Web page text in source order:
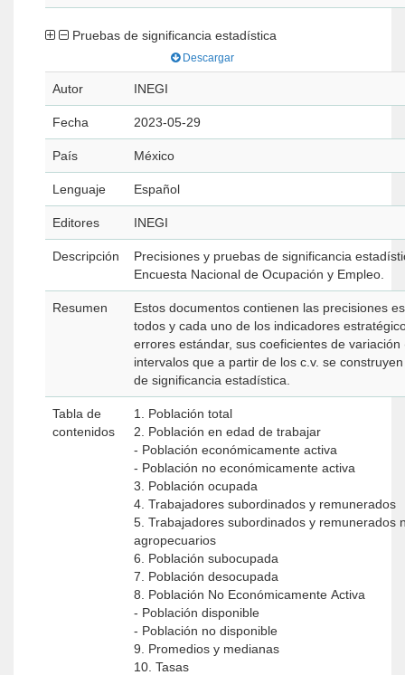
Pruebas de significancia estadística
Descargar
Autor INEGI
Fecha 2023-05-29
País México
Lenguaje Español
Editores INEGI
Descripción
Precisiones y pruebas de significancia
Encuesta Nacional de Ocupación y Empleo.
Resumen
Estos documentos contienen las precisiones
todos y cada uno de los indicadores
errores estándar, sus coeficientes de variación
intervalos que a partir de los c.v. se
de significancia estadística.
Tabla de
contenidos
1. Población total
2. Población en edad de trabajar
- Población económicamente activa
- Población no económicamente activa
3. Población ocupada
4. Trabajadores subordinados y remunerados
5. Trabajadores subordinados y remunerados
agropecuarios
6. Población subocupada
7. Población desocupada
8. Población No Económicamente Activa
- Población disponible
- Población no disponible
9. Promedios y medianas
10. Tasas